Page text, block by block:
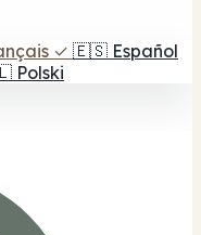
✓ 🇪🇸 Español
Polski